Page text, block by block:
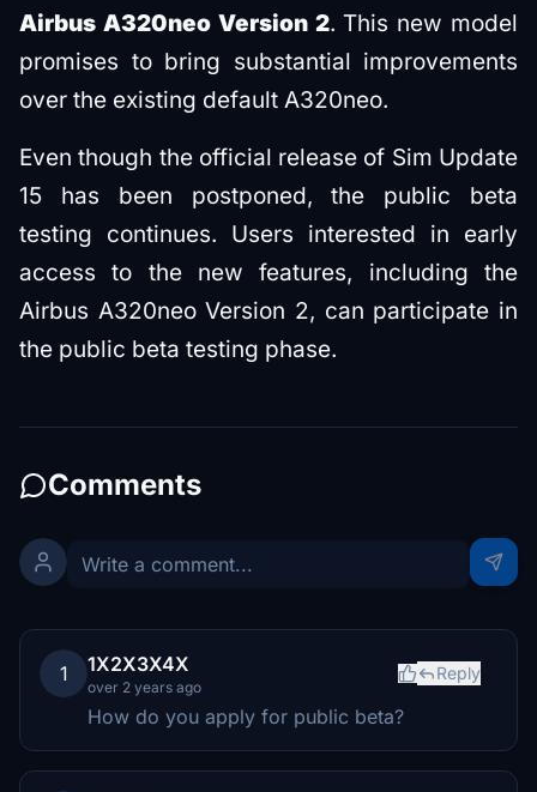
Airbus A320neo Version 2. This new model
promises to bring substantial improvements
over the existing default A320neo.
Even though the official release of Sim Update
15 has been postponed, the public beta
testing continues. Users interested in early
access to the new features, including the
Airbus A320neo Version 2, can participate in
the public beta testing phase.
Comments
1 1X2X3X4X
over 2 years ago
Reply
How do you apply for public beta?